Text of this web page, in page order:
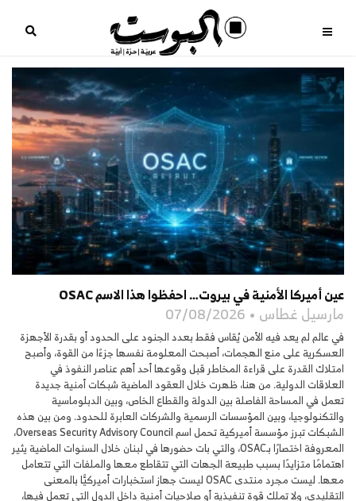
عين أميركا الأمنية في بيروت… احفظوا هذا الاسم OSAC
مارسيل غطاس 07/08/2026
في عالم لم يعد فيه الأمن يُقاس فقط بعدد الجنود على الحدود أو بقدرة الأجهزة
العسكرية على منع الهجمات، أصبحت المعلومة نفسها جزءًا من القوة، وأصبح
امتلاك القدرة على قراءة المخاطر قبل وقوعها أحد أهم عناصر النفوذ في
العلاقات الدولية. من هنا، ظهرت خلال العقود الماضية شبكات أمنية جديدة
تعمل في المساحة الفاصلة بين الدولة والقطاع الخاص، وبين الدبلوماسية
والتكنولوجيا، وبين المؤسسات الرسمية والشركات العابرة للحدود. ومن بين هذه
الشبكات تبرز مؤسسة أميركية تحمل اسم Overseas Security Advisory Council،
المعروفة اختصارًا بـOSAC، والتي بات حضورها في لبنان خلال السنوات الماضية يثير
اهتمامًا متزايدًا بسبب طبيعة الجهات التي تتقاطع معها والملفات التي تتعامل
معها. ليست مجرد منتدى OSAC ليست جهاز استخبارات أميركيًّا بالمعنى
التقليدي، ولا تملك قوة تنفيذية أو صلاحيات أمنية داخل الدول التي تعمل فيها،